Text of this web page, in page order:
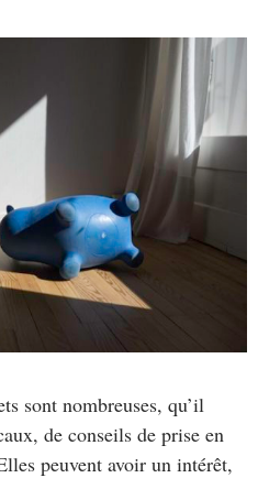
sont nombreuses, qu’il
de conseils de prise en
peuvent avoir un intérêt,